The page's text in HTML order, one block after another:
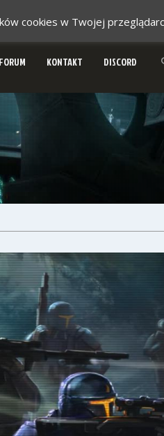
FORUM KONTAKT DISCORD
cookies w Twojej